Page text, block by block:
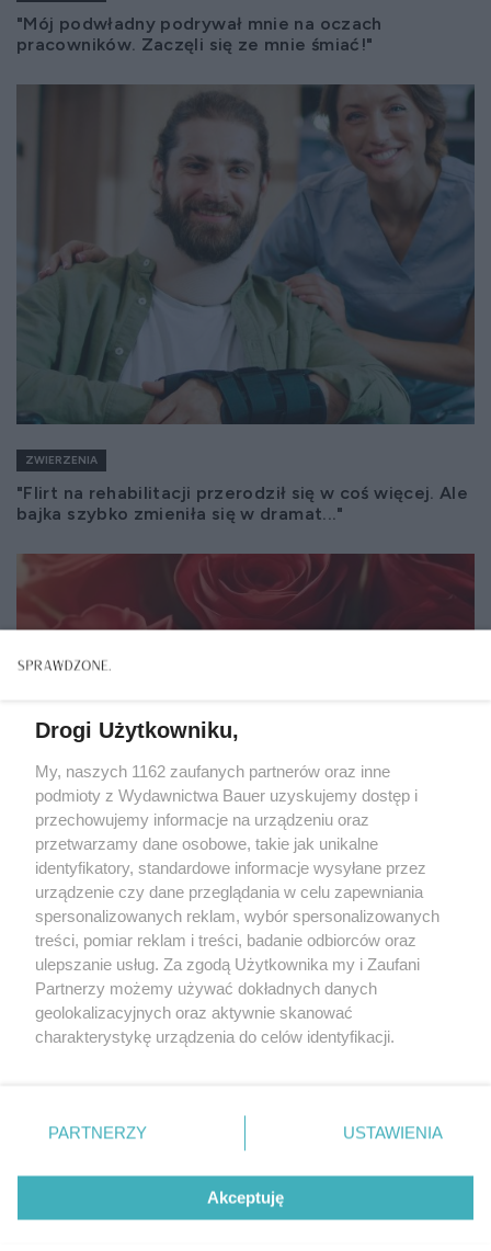
"Mój podwładny podrywał mnie na oczach
pracowników. Zaczęli się ze mnie śmiać!"
ZWIERZENIA
"Flirt na rehabilitacji przerodził się w coś więcej. Ale
bajka szybko zmieniła się w dramat..."
ZWIERZENIA
"Nigdy nie zapomniałam siedmiu czerwonych róż
od Jurka. Byłam już wdową, gdy znowu je od niego
dostałam..."
KONTAKT REKLAMA
Drogi Użytkowniku,
My, naszych 1162 zaufanych partnerów oraz inne
podmioty z Wydawnictwa Bauer uzyskujemy dostęp i
przechowujemy informacje na urządzeniu oraz
przetwarzamy dane osobowe, takie jak unikalne
identyfikatory, standardowe informacje wysyłane przez
urządzenie czy dane przeglądania w celu zapewniania
spersonalizowanych reklam, wybór spersonalizowanych
treści, pomiar reklam i treści, badanie odbiorców oraz
ulepszanie usług. Za zgodą Użytkownika my i Zaufani
Partnerzy możemy używać dokładnych danych
geolokalizacyjnych oraz aktywnie skanować
charakterystykę urządzenia do celów identyfikacji.
zmienić/wycofać klikając przycisk ustawień prywatności
znajdujący się w lewym dolnym rogu strony
rodzaje przetwarzania danych nie wymagają zgody
użytkownika, ale masz prawo sprzeciwić się takiemu
PARTNERZY USTAWIENIA
Akceptuję